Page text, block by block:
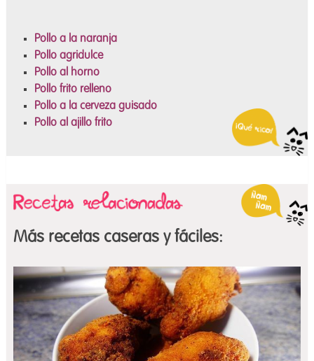
Pollo a la naranja
Pollo agridulce
Pollo al horno
Pollo frito relleno
Pollo a la cerveza guisado
Pollo al ajillo frito
Más recetas caseras y fáciles: